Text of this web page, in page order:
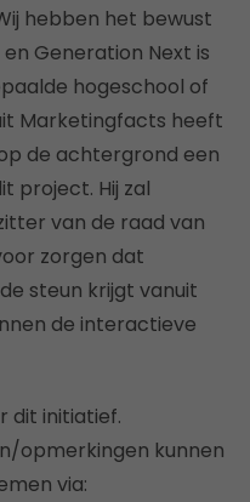
hebben het bewust
Generation Next is
hogeschool of
Marketingfacts heeft
de achtergrond een
project. Hij zal
van de raad van
zorgen dat
steun krijgt vanuit
de interactieve
dit initiatief.
opmerkingen kunnen
via: